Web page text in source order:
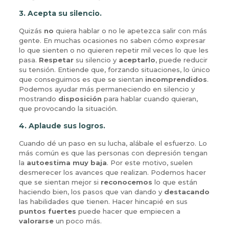
3. Acepta su silencio.
Quizás no quiera hablar o no le apetezca salir con más
gente. En muchas ocasiones no saben cómo expresar
lo que sienten o no quieren repetir mil veces lo que les
pasa. Respetarsu silencio y aceptarlo, puede reducir
su tensión. Entiende que, forzando situaciones, lo único
que conseguimos es que se sientan incomprendidos.
Podemos ayudar más permaneciendo en silencio y
mostrando disposición para hablar cuando quieran,
que provocando la situación.
4. Aplaude sus logros.
Cuando dé un paso en su lucha, alábale el esfuerzo. Lo
más común es que las personas con depresión tengan
la autoestima muy baja. Por este motivo, suelen
desmerecer los avances que realizan. Podemos hacer
que se sientan mejor si reconocemos lo que están
haciendo bien, los pasos que van dando y destacando
las habilidades que tienen. Hacer hincapié en sus
puntos fuertes puede hacer que empiecen a
valorarseun poco más.